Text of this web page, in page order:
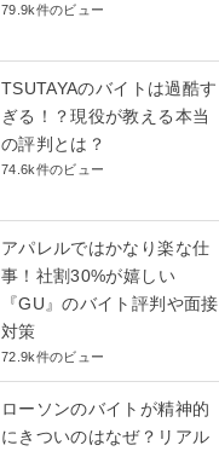
79.9k件のビュー
TSUTAYAのバイトは過酷す
ぎる！？現役が教える本当
の評判とは？
74.6k件のビュー
アパレルではかなり楽な仕
事！社割30%が嬉しい
『GU』のバイト評判や面接
対策
72.9k件のビュー
ローソンのバイトが精神的
にきついのはなぜ？リアル